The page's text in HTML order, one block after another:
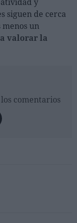
siguen de cerca
un
valorar la
comentarios